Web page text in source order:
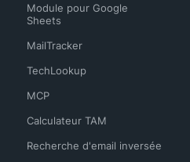
Module pour Google
Sheets
MailTracker
TechLookup
MCP
Calculateur TAM
Recherche d'email inversée